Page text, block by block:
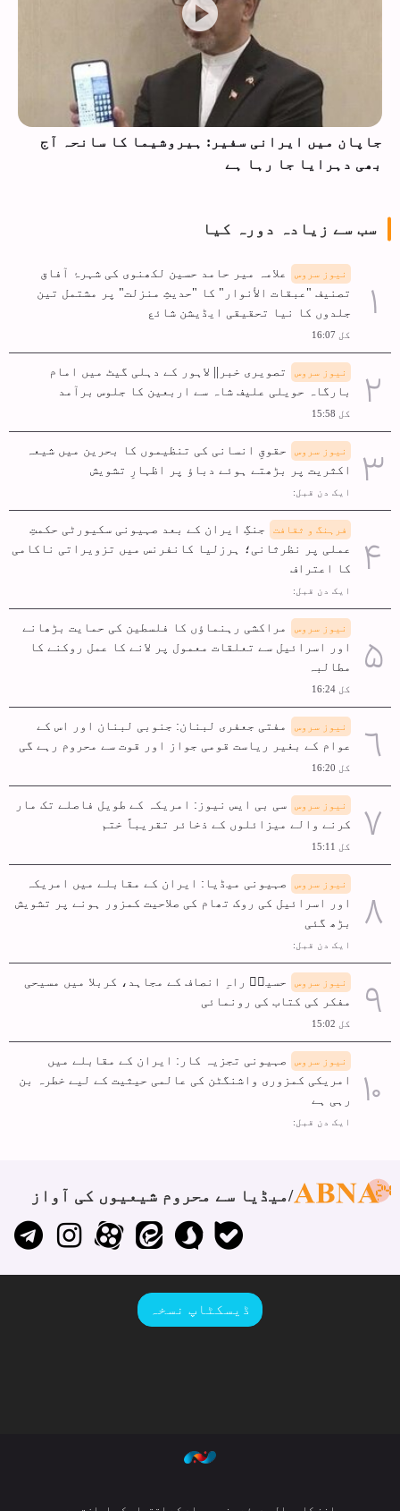
جاپان میں ایرانی سفیر: ہیروشیما کا سانحہ آج
بھی دہرایا جا رہا ہے
سب سے زیادہ دورہ کیا
نیوز سروس
علامہ میر حامد حسین لکھنوی کی شہرۂ آفاق
تصنیف "عبقات الأنوار" کا "حدیثِ منزلت" پر مشتمل تین
جلدوں کا نیا تحقیقی ایڈیشن شائع
کل 16:07
نیوز سروس
تصویری خبر|| لاہور کے دہلی گیٹ میں امام
بارگاہ حویلی علیف شاہ سے اربعین کا جلوس برآمد
کل 15:58
نیوز سروس
حقوقِ انسانی کی تنظیموں کا بحرین میں شیعہ
اکثریت پر بڑھتے ہوئے دباؤ پر اظہارِ تشویش
ایک دن قبل:
فرہنگ و ثقافت
جنگِ ایران کے بعد صہیونی سکیورٹی حکمتِ
عملی پر نظرثانی؛ ہرزلیا کانفرنس میں تزویراتی ناکامی
کا اعتراف
ایک دن قبل:
نیوز سروس
مراکشی رہنماؤں کا فلسطین کی حمایت بڑھانے
اور اسرائیل سے تعلقات معمول پر لانے کا عمل روکنے کا
مطالبہ
کل 16:24
نیوز سروس
مفتی جعفری لبنان: جنوبی لبنان اور اس کے
عوام کے بغیر ریاست قومی جواز اور قوت سے محروم رہے گی
کل 16:20
نیوز سروس
سی بی ایس نیوز: امریکہ کے طویل فاصلے تک مار
کرنے والے میزائلوں کے ذخائر تقریباً ختم
کل 15:11
نیوز سروس
صہیونی میڈیا: ایران کے مقابلے میں امریکہ
اور اسرائیل کی روک تھام کی صلاحیت کمزور ہونے پر تشویش
بڑھ گئی
ایک دن قبل:
نیوز سروس
حسینؑ راہِ انصاف کے مجاہد، کربلا میں مسیحی
مفکر کی کتاب کی رونمائی
کل 15:02
نیوز سروس
صہیونی تجزیہ کار: ایران کے مقابلے میں
امریکی کمزوری واشنگٹن کی عالمی حیثیت کے لیے خطرہ بن
رہی ہے
ایک دن قبل:
میڈیا سے محروم شیعیوں کی آواز
ڈیسکٹاپ نسخہ